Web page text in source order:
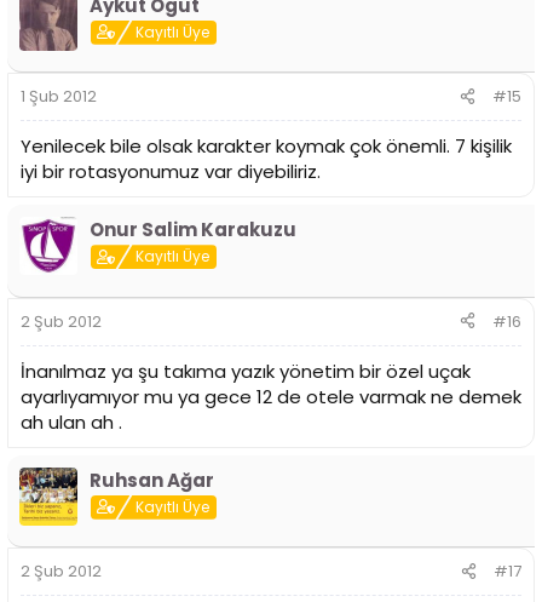
Aykut Ogut
Kayıtlı Üye
1 Şub 2012 #15
Yenilecek bile olsak karakter koymak çok önemli. 7 kişilik
iyi bir rotasyonumuz var diyebiliriz.
Onur Salim Karakuzu
Kayıtlı Üye
2 Şub 2012 #16
İnanılmaz ya şu takıma yazık yönetim bir özel uçak
ayarlıyamıyor mu ya gece 12 de otele varmak ne demek
ah ulan ah .
Ruhsan Ağar
Kayıtlı Üye
2 Şub 2012 #17